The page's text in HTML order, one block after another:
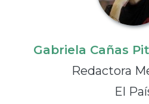
Gabriela Cañas
Redactora
El